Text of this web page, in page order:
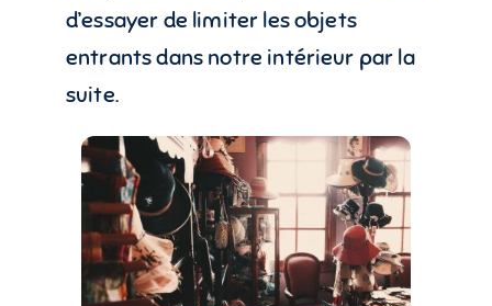
d’essayer de limiter les objets
entrants dans notre intérieur par la
suite.